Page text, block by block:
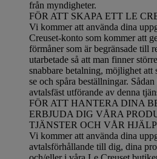
från myndigheter.
FÖR ATT SKAPA ETT LE
Vi kommer att använda dina
Creuset-konto som kommer att
förmåner som är begränsade till
utarbetade så att man finner
snabbare betalning, möjlighet att
se och spåra beställningar.
avtalsfäst utförande av denna
FÖR ATT HANTERA DINA
ERBJUDA DIG VÅRA
TJÄNSTER OCH VÅR HJÄLP
Vi kommer att använda dina
avtalsförhållande till dig, dina